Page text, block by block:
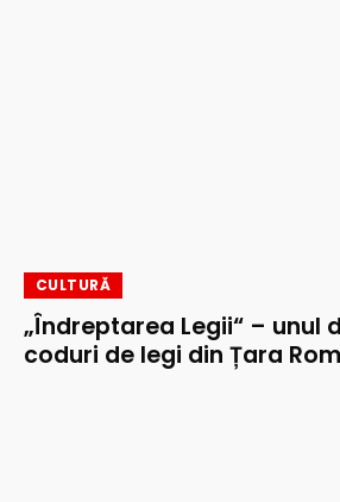
CULTURĂ
„Îndreptarea Legii“ – unul
coduri de legi din Țara